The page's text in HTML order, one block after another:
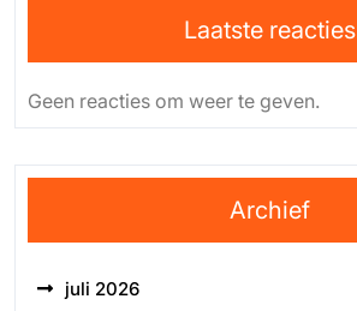
Laatste reacties
Geen reacties om weer te geven.
Archief
juli 2026